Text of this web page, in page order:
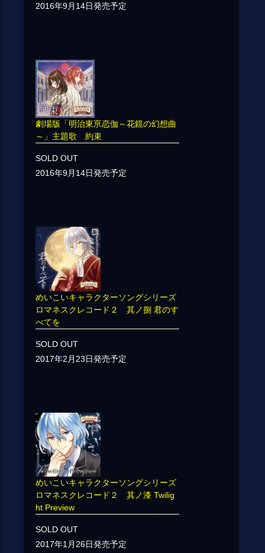
2016年9月14日発売予定
劇場版「明治東亰恋伽～花鏡の幻想曲
～」主題歌 約束
SOLD OUT
2016年9月14日発売予定
めいこいキャラクターソングシリーズ
ロマネスクレコード２ 其ノ捌 君のす
べてを
SOLD OUT
2017年2月23日発売予定
めいこいキャラクターソングシリーズ
ロマネスクレコード２ 其ノ漆 Twilig
ht Preview
SOLD OUT
2017年1月26日発売予定